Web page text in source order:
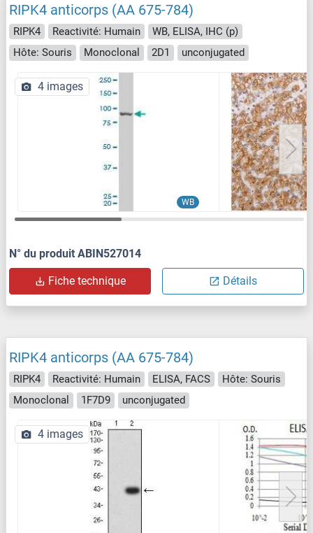
RIPK4 anticorps (AA 675-784)
RIPK4 Reactivité: Humain
WB, ELISA, IHC (p)
Hôte: Souris
Monoclonal 2D1 unconjugated
WB
4 images
N° du produit ABIN527014
Fiche technique Détails
RIPK4 anticorps (AA 675-784)
RIPK4 Reactivité: Humain ELISA, FACS
Hôte: Souris
Monoclonal
1F7D9 unconjugated
4 images